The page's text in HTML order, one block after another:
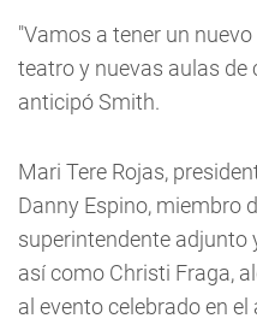
"Vamos a tener un
teatro y nuevas aulas de
anticipó Smith.
Mari Tere Rojas,
Danny Espino, miembro
superintendente adjunto
así como Christi Fraga,
al evento celebrado en